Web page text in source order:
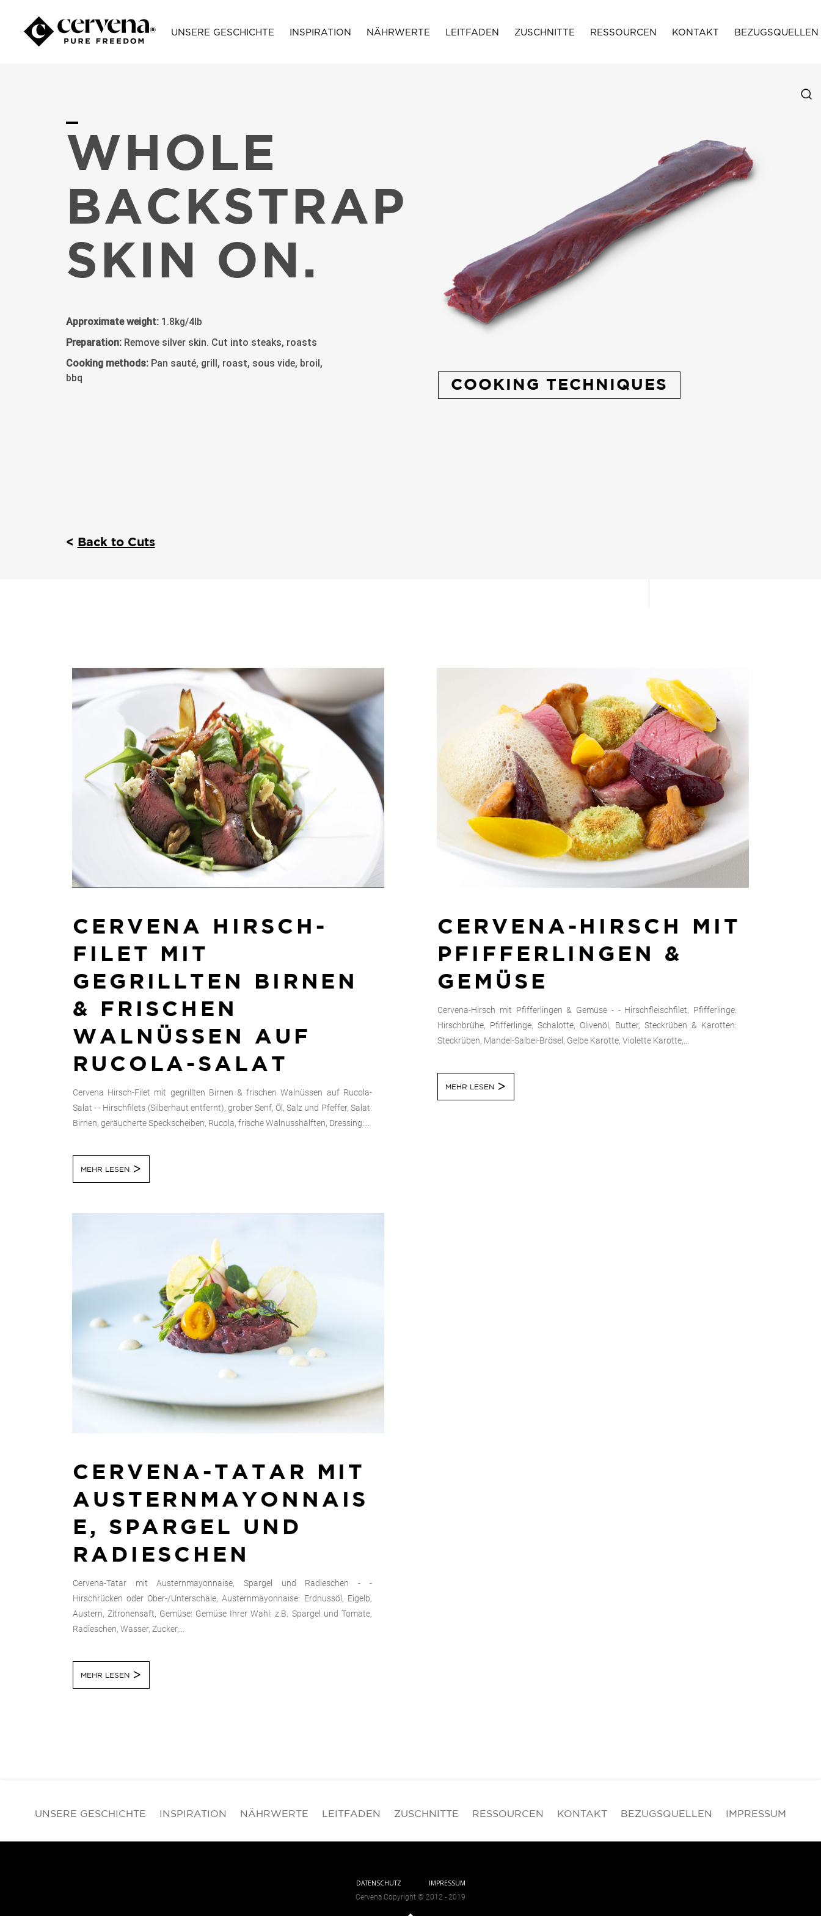
UNSERE GESCHICHTE INSPIRATION NÄHRWERTE LEITFADEN ZUSCHNITTE RESSOURCEN KONTAKT BEZUGSQUELLEN
WHOLE
BACKSTRAP
SKIN ON.
Approximate weight:1.8kg/4lb
Preparation:Remove silver skin. Cut into steaks, roasts
Cooking methods:Pan sauté, grill, roast, sous vide, broil,
bbq
< Back to Cuts
COOKING TECHNIQUES
CERVENA HIRSCH-
FILET MIT
GEGRILLTEN BIRNEN
& FRISCHEN
WALNÜSSEN AUF
RUCOLA-SALAT
Cervena Hirsch-Filet mit gegrillten Birnen & frischen Walnüssen auf Rucola-
Salat - - Hirschfilets (Silberhaut entfernt), grober Senf, Öl, Salz und Pfeffer, Salat:
Birnen, geräucherte Speckscheiben, Rucola, frische Walnusshälften, Dressing:...
MEHR LESEN
CERVENA-HIRSCH MIT
PFIFFERLINGEN &
GEMÜSE
Cervena-Hirsch mit Pfifferlingen & Gemüse - - Hirschfleischfilet, Pfifferlinge:
Hirschbrühe, Pfifferlinge, Schalotte, Olivenöl, Butter, Steckrüben & Karotten:
Steckrüben, Mandel-Salbei-Brösel, Gelbe Karotte, Violette Karotte,...
MEHR LESEN
CERVENA-TATAR MIT
AUSTERNMAYONNAIS
E, SPARGEL UND
RADIESCHEN
Cervena-Tatar mit Austernmayonnaise, Spargel und Radieschen - -
Hirschrücken oder Ober-/Unterschale, Austernmayonnaise: Erdnussöl, Eigelb,
Austern, Zitronensaft, Gemüse: Gemüse Ihrer Wahl: z.B. Spargel und Tomate,
Radieschen, Wasser, Zucker,...
MEHR LESEN
UNSERE GESCHICHTE INSPIRATION NÄHRWERTE LEITFADEN ZUSCHNITTE RESSOURCEN KONTAKT BEZUGSQUELLEN IMPRESSUM
DATENSCHUTZ
IMPRESSUM
Cervena Copyright © 2012 - 2019